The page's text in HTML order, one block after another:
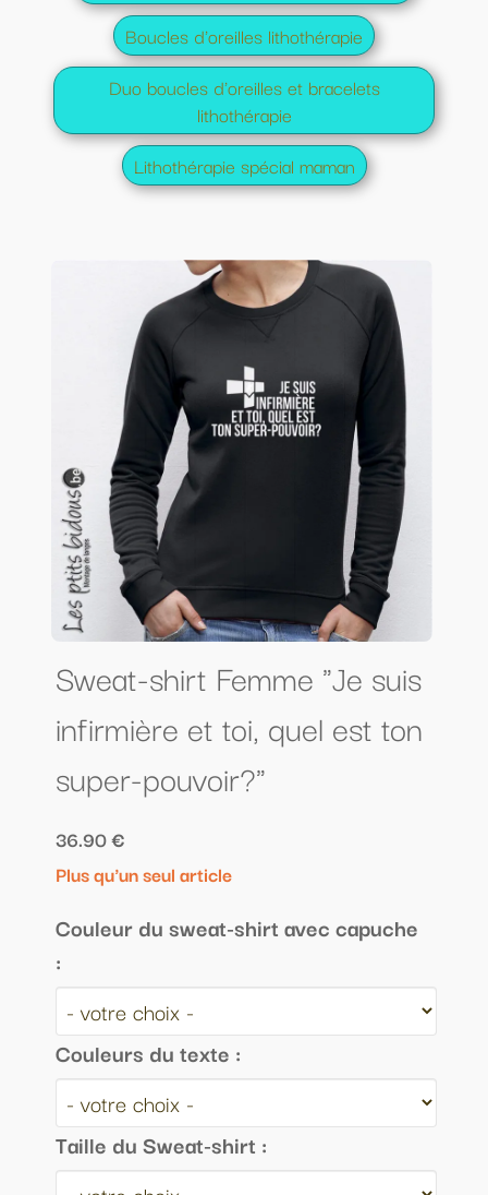
Boucles d'oreilles lithothérapie
Duo boucles d'oreilles et bracelets
lithothérapie
Lithothérapie spécial maman
Sweat-shirt Femme "Je suis
infirmière et toi, quel est ton
super-pouvoir?"
36.90 €
Plus qu'un seul article
Couleur du sweat-shirt avec capuche
:
Couleurs du texte :
Taille du Sweat-shirt :